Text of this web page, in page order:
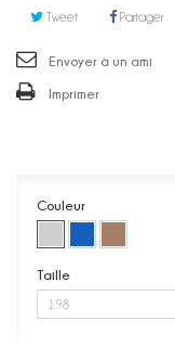
Tweet Partager
Envoyer à un ami
Imprimer
Couleur
Taille